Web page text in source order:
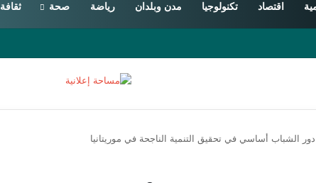
اقتصاد تكنولوجيا مدن وبلدان رياضة صحة ثقافة
الشباب أساسي في تحقيق التنمية الناجحة في موريتانيا